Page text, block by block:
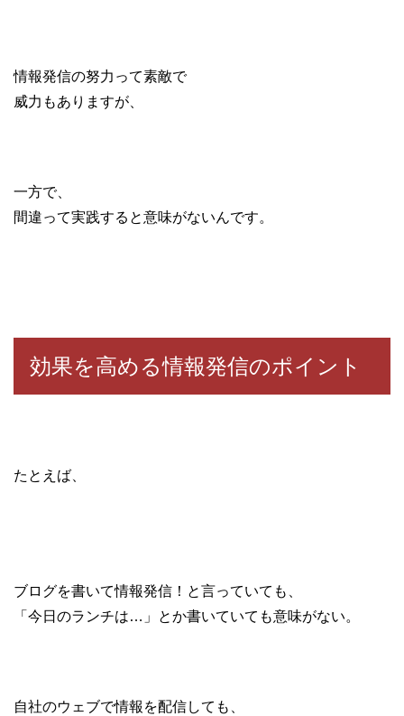
情報発信の努力って素敵で
威力もありますが、
一方で、
間違って実践すると意味がないんです。
効果を高める情報発信のポイント
たとえば、
ブログを書いて情報発信！と言っていても、
「今日のランチは…」とか書いていても意味がない。
自社のウェブで情報を配信しても、